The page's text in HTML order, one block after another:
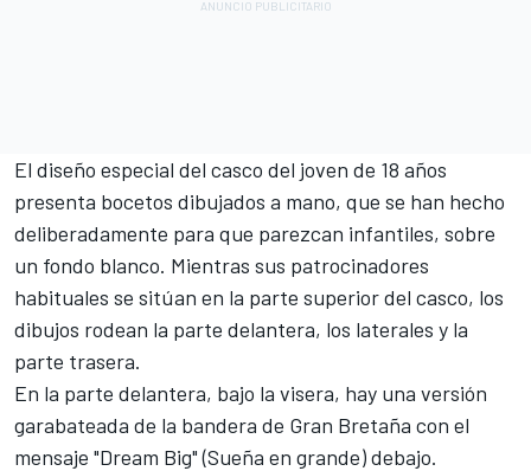
El diseño especial del casco del joven de 18 años
presenta bocetos dibujados a mano, que se han hecho
deliberadamente para que parezcan infantiles, sobre
un fondo blanco. Mientras sus patrocinadores
habituales se sitúan en la parte superior del casco, los
dibujos rodean la parte delantera, los laterales y la
parte trasera.
En la parte delantera, bajo la visera, hay una versión
garabateada de la bandera de Gran Bretaña con el
mensaje "Dream Big" (Sueña en grande) debajo.